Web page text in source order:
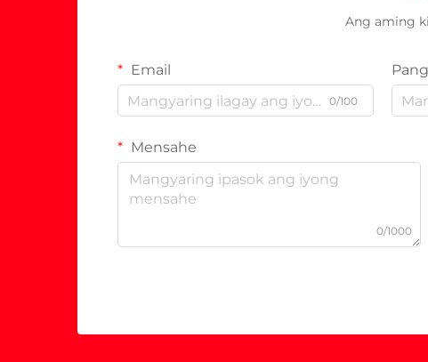
Ang aming
Email
0/100
Mensahe
0/1000